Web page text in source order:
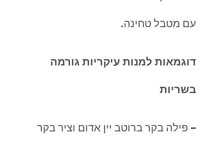
עם מטבל טחינה.
דוגמאות למנות עיקריות גורמה
בשריות
– פילה בקר ברוטב יין אדום וציר בקר